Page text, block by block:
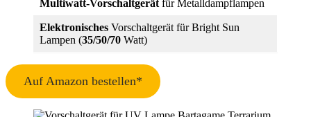
Multiwatt-Vorschaltgerät für Metalldampflampen
Elektronisches Vorschaltgerät für Bright Sun
Lampen (35/50/70 Watt)
Auf Amazon bestellen*